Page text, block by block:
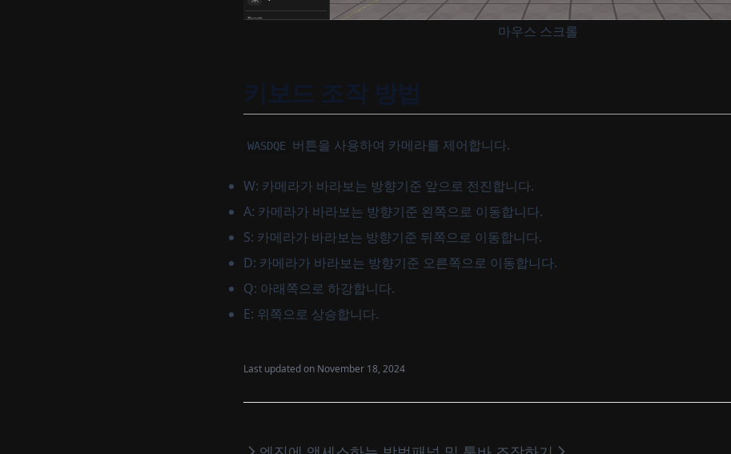
마우스 스크롤
키보드 조작 방법
WASDQE 버튼을 사용하여 카메라를 제어합니다.
W: 카메라가 바라보는 방향기준 앞으로 전진합니다.
A: 카메라가 바라보는 방향기준 왼쪽으로 이동합니다.
S: 카메라가 바라보는 방향기준 뒤쪽으로 이동합니다.
D: 카메라가 바라보는 방향기준 오른쪽으로 이동합니다.
Q: 아래쪽으로 하강합니다.
E: 위쪽으로 상승합니다.
Last updated on November 18, 2024